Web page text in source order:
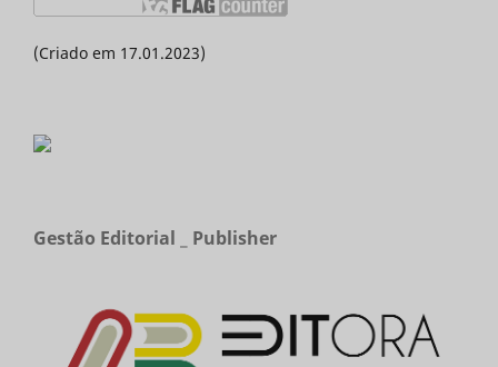
(Criado em 17.01.2023)
Gestão Editorial _ Publisher